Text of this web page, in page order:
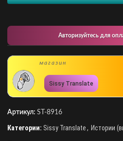
Авторизуйтесь для
магазин
Sissy Translate
Артикул: ST-8916
Категории: Sissy Translate, Истории